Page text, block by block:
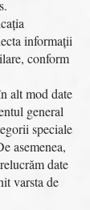
informații
conform
alt mod date
general
speciale
asemenea,
date
varsta de